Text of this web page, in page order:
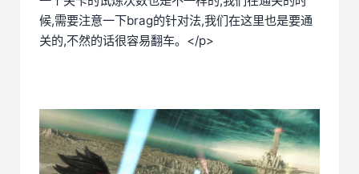
候,需要注意一下brag的针对法,我们在这里也是要通
关的,不然的话很容易翻车。</p>